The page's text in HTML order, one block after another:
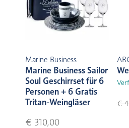
Marine Business
Marine Business Sailor
Soul Geschirrset für 6
Personen + 6 Gratis
Tritan-Weingläser
€ 310,00
€